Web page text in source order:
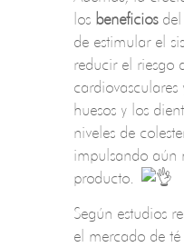
los beneficios
de estimular el
reducir el riesgo
huesos y los
niveles de
impulsando aún
producto.
Según estudios
el mercado de